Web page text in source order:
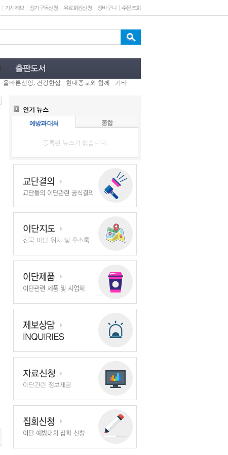
기사제보 정기구독신청 유료회원신청 장바구니 주문조회
올바른신앙, 건강한삶 현대종교와 함께
기타
인기 뉴스
예방과 대처
종합
등록된 뉴스가 없습니다.